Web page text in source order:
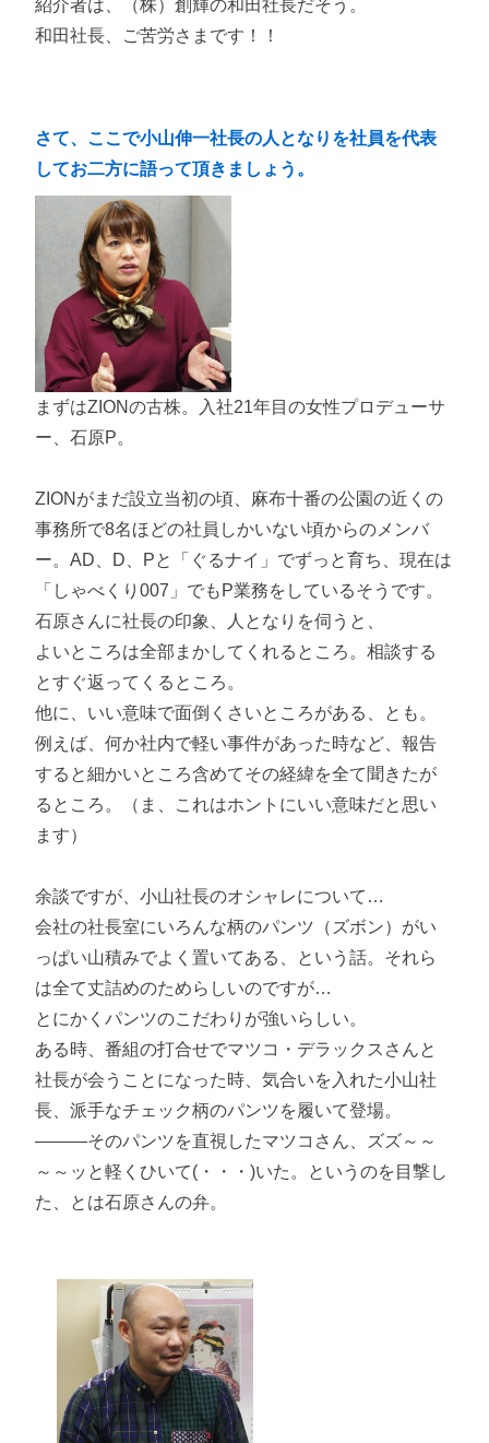
紹介者は、（株）創輝の和田社長だそう。
和田社長、ご苦労さまです！！
さて、ここで小山伸一社長の人となりを社員を代表
してお二方に語って頂きましょう。
まずはZIONの古株。入社21年目の女性プロデューサ
ー、石原P。
ZIONがまだ設立当初の頃、麻布十番の公園の近くの
事務所で8名ほどの社員しかいない頃からのメンバ
ー。AD、D、Pと「ぐるナイ」でずっと育ち、現在は
「しゃべくり007」でもP業務をしているそうです。
石原さんに社長の印象、人となりを伺うと、
よいところは全部まかしてくれるところ。相談する
とすぐ返ってくるところ。
他に、いい意味で面倒くさいところがある、とも。
例えば、何か社内で軽い事件があった時など、報告
すると細かいところ含めてその経緯を全て聞きたが
るところ。（ま、これはホントにいい意味だと思い
ます）
余談ですが、小山社長のオシャレについて…
会社の社長室にいろんな柄のパンツ（ズボン）がい
っぱい山積みでよく置いてある、という話。それら
は全て丈詰めのためらしいのですが…
とにかくパンツのこだわりが強いらしい。
ある時、番組の打合せでマツコ・デラックスさんと
社長が会うことになった時、気合いを入れた小山社
長、派手なチェック柄のパンツを履いて登場。
―――そのパンツを直視したマツコさん、ズズ～～
～～ッと軽くひいて(・・・)いた。というのを目撃し
た、とは石原さんの弁。